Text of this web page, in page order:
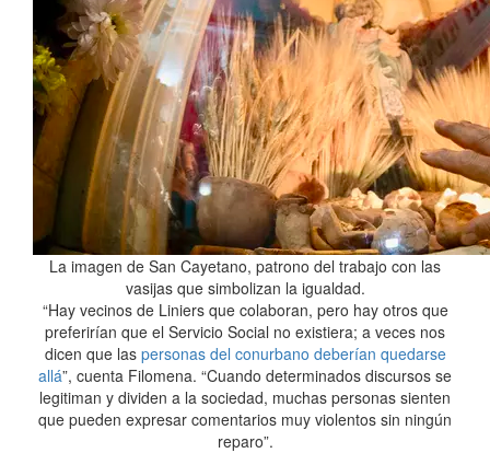
La imagen de San Cayetano, patrono del trabajo con las
vasijas que simbolizan la igualdad.
“Hay vecinos de Liniers que colaboran, pero hay otros que
preferirían que el Servicio Social no existiera; a veces nos
dicen que las personas del conurbano deberían quedarse
allá”, cuenta Filomena. “Cuando determinados discursos se
legitiman y dividen a la sociedad, muchas personas sienten
que pueden expresar comentarios muy violentos sin ningún
reparo”.